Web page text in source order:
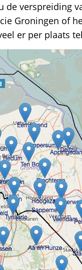
de verspreiding
Groningen of
er per plaats